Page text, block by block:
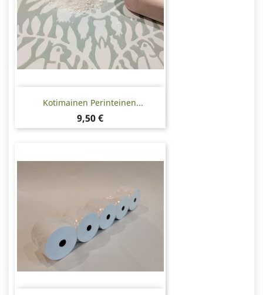
Kotimainen Perinteinen...
Hinta
9,50 €